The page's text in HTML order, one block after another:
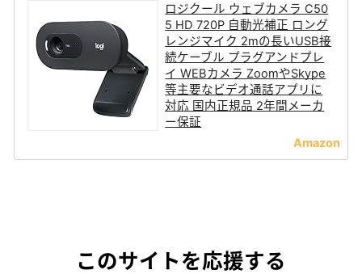
ロジクール ウェブカメラ C50
5 HD 720P 自動光補正 ロング
レンジマイク 2mの長いUSB接
続ケーブル プラグアンドプレ
イ WEBカメラ ZoomやSkype
等主要なビデオ通話アプリに
対応 国内正規品 2年間メーカ
ー保証
このサイトを応援する